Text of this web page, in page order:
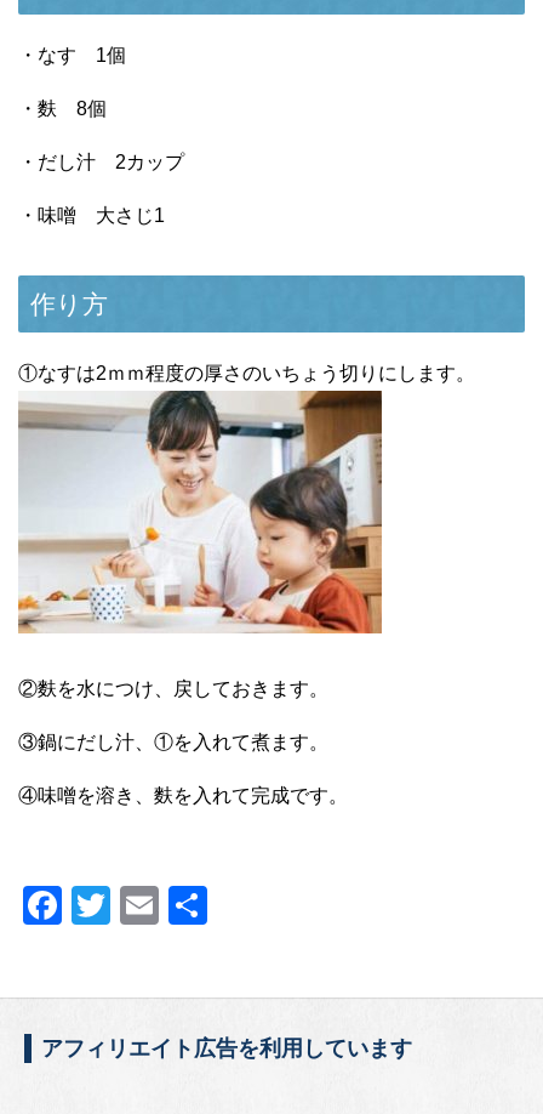
・なす 1個
・麩 8個
・だし汁 2カップ
・味噌 大さじ1
作り方
①なすは2ｍｍ程度の厚さのいちょう切りにします。
②麩を水につけ、戻しておきます。
③鍋にだし汁、①を入れて煮ます。
④味噌を溶き、麩を入れて完成です。
F
b
T
E
アフィリエイト広告を利用しています